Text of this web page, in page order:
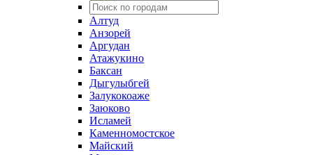
Алтуд
Анзорей
Аргудан
Атажукино
Баксан
Дыгулыбгей
Залукокоаже
Заюково
Исламей
Каменномостское
Майский